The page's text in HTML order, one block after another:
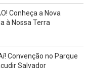
Conheça a Nova
à Nossa Terra
Convenção no Parque
Salvador